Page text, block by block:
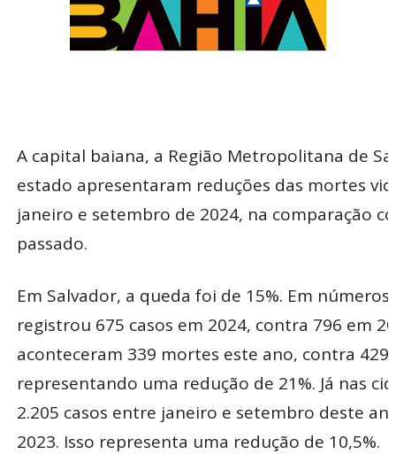
A capital baiana, a Região Metropolitana de
estado apresentaram reduções das mortes
janeiro e setembro de 2024, na comparação
passado.
Em Salvador, a queda foi de 15%. Em
registrou 675 casos em 2024, contra 796 em
aconteceram 339 mortes este ano, contra
representando uma redução de 21%. Já nas
2.205 casos entre janeiro e setembro deste
2023. Isso representa uma redução de 10,5%.